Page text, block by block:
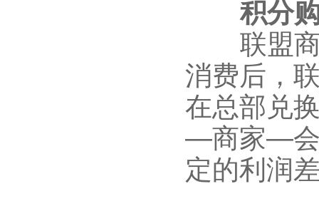
积分
联盟商
消费后，
在总部兑
—商家—会
定的利润